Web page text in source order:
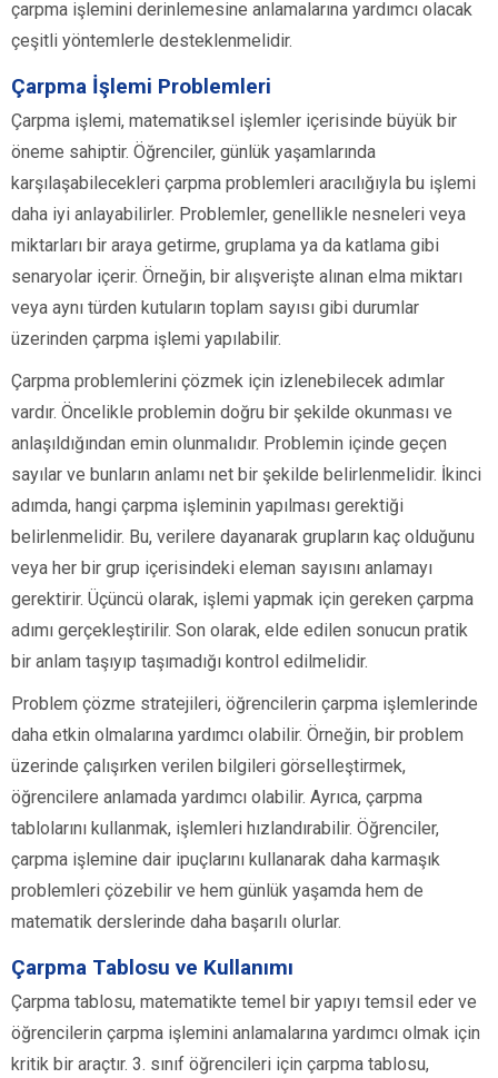
çarpma işlemini derinlemesine anlamalarına yardımcı olacak
çeşitli yöntemlerle desteklenmelidir.
Çarpma İşlemi Problemleri
Çarpma işlemi, matematiksel işlemler içerisinde büyük bir
öneme sahiptir. Öğrenciler, günlük yaşamlarında
karşılaşabilecekleri çarpma problemleri aracılığıyla bu işlemi
daha iyi anlayabilirler. Problemler, genellikle nesneleri veya
miktarları bir araya getirme, gruplama ya da katlama gibi
senaryolar içerir. Örneğin, bir alışverişte alınan elma miktarı
veya aynı türden kutuların toplam sayısı gibi durumlar
üzerinden çarpma işlemi yapılabilir.
Çarpma problemlerini çözmek için izlenebilecek adımlar
vardır. Öncelikle problemin doğru bir şekilde okunması ve
anlaşıldığından emin olunmalıdır. Problemin içinde geçen
sayılar ve bunların anlamı net bir şekilde belirlenmelidir. İkinci
adımda, hangi çarpma işleminin yapılması gerektiği
belirlenmelidir. Bu, verilere dayanarak grupların kaç olduğunu
veya her bir grup içerisindeki eleman sayısını anlamayı
gerektirir. Üçüncü olarak, işlemi yapmak için gereken çarpma
adımı gerçekleştirilir. Son olarak, elde edilen sonucun pratik
bir anlam taşıyıp taşımadığı kontrol edilmelidir.
Problem çözme stratejileri, öğrencilerin çarpma işlemlerinde
daha etkin olmalarına yardımcı olabilir. Örneğin, bir problem
üzerinde çalışırken verilen bilgileri görselleştirmek,
öğrencilere anlamada yardımcı olabilir. Ayrıca, çarpma
tablolarını kullanmak, işlemleri hızlandırabilir. Öğrenciler,
çarpma işlemine dair ipuçlarını kullanarak daha karmaşık
problemleri çözebilir ve hem günlük yaşamda hem de
matematik derslerinde daha başarılı olurlar.
Çarpma Tablosu ve Kullanımı
Çarpma tablosu, matematikte temel bir yapıyı temsil eder ve
öğrencilerin çarpma işlemini anlamalarına yardımcı olmak için
kritik bir araçtır. 3. sınıf öğrencileri için çarpma tablosu,